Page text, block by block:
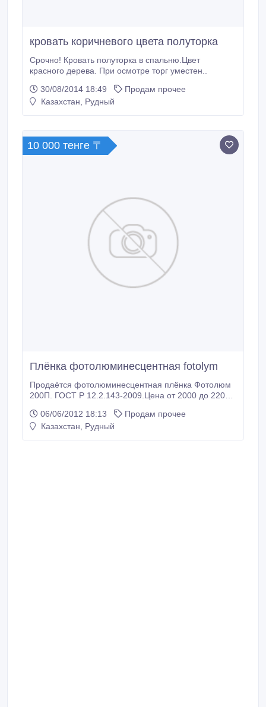
кровать коричневого цвета полуторка
Срочно! Кровать полуторка в спальню.Цвет
красного дерева. При осмотре торг уместен..
30/08/2014 18:49
Продам прочее
Казахстан, Рудный
10 000 тенге 〒
Плёнка фотолюминесцентная fotolym
Продаётся фотолюминесцентная плёнка Фотолюм
200П. ГОСТ Р 12.2.143-2009.Цена от 2000 до 2200
бесплатная, 2-4 дня. Официальные дилеры, завода
изготовителя «ООО Микросфера». Консультации по
06/06/2012 18:13
Продам прочее
Казахстан, Рудный